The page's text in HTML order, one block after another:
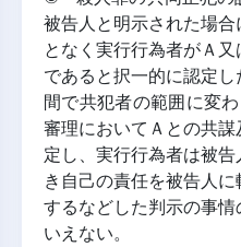
被告人と明示された場
となく実行行為者がＡ
であると択一的に認定
間で共犯者の範囲に変
審理においてＡとの共
定し、実行行為者は被
き自己の責任を被告人
するなどした判示の事
いえない。